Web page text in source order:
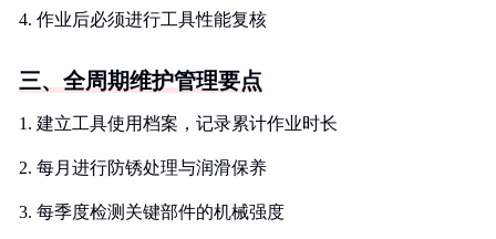
4. 作业后必须进行工具性能复核
三、全周期维护管理要点
1. 建立工具使用档案，记录累计作业时长
2. 每月进行防锈处理与润滑保养
3. 每季度检测关键部件的机械强度